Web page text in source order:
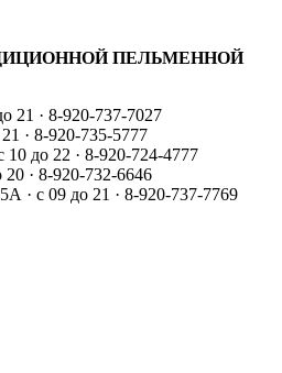
ПЕЛЬМЕННОЙ
· 8-920-737-7027
· 8-920-735-5777
до 22 · 8-920-724-4777
· 8-920-732-6646
с 09 до 21 · 8-920-737-7769